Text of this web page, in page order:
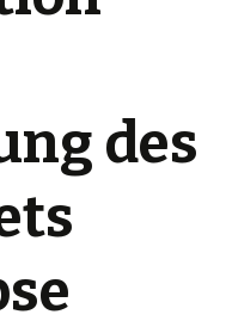
des